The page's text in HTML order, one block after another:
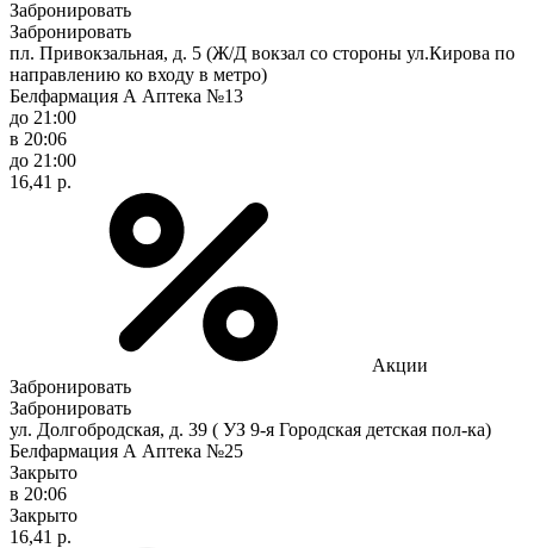
Забронировать
Забронировать
пл. Привокзальная, д. 5 (Ж/Д вокзал со стороны ул.Кирова по
направлению ко входу в метро)
Белфармация А Аптека №13
до 21:00
в 20:06
до 21:00
16,41 р.
Акции
Забронировать
Забронировать
ул. Долгобродская, д. 39 ( УЗ 9-я Городская детская пол-ка)
Белфармация А Аптека №25
Закрыто
в 20:06
Закрыто
16,41 р.